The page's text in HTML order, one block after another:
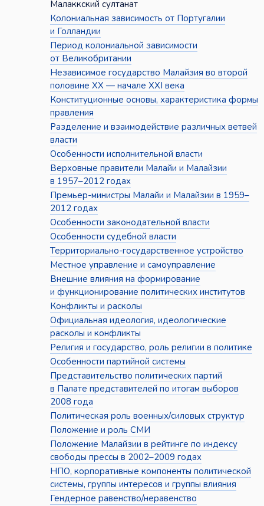
Малаккский султанат
Колониальная зависимость от Португалии
и Голландии
Период колониальной зависимости
от Великобритании
Независимое государство Малайзия во второй
половине XX — начале XXI века
Конституционные основы, характеристика формы
правления
Разделение и взаимодействие различных ветвей
власти
Особенности исполнительной власти
Верховные правители Малайи и Малайзии
в 1957–2012 годах
Премьер-министры Малайи и Малайзии в 1959–
2012 годах
Особенности законодательной власти
Особенности судебной власти
Территориально-государственное устройство
Местное управление и самоуправление
Внешние влияния на формирование
и функционирование политических институтов
Конфликты и расколы
Официальная идеология, идеологические
расколы и конфликты
Религия и государство, роль религии в политике
Особенности партийной системы
Представительство политических партий
в Палате представителей по итогам выборов
2008 года
Политическая роль военных/силовых структур
Положение и роль СМИ
Положение Малайзии в рейтинге по индексу
свободы прессы в 2002–2009 годах
НПО, корпоративные компоненты политической
системы, группы интересов и группы влияния
Гендерное равенство/неравенство